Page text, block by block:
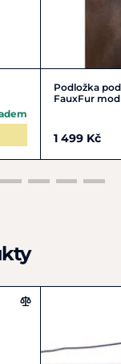
Podložka
FauxFur
1 499 Kč